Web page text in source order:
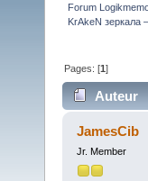
Forum
KrAkeN зеркала
Pages: [1]
Auteur
(Lu 112 fois)
JamesCib
Jr. Member